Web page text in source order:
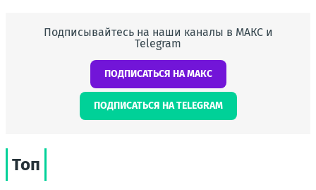
Подписывайтесь на наши каналы в МАКС и
Telegram
ПОДПИСАТЬСЯ НА МАКС
ПОДПИСАТЬСЯ НА TELEGRAM
Топ